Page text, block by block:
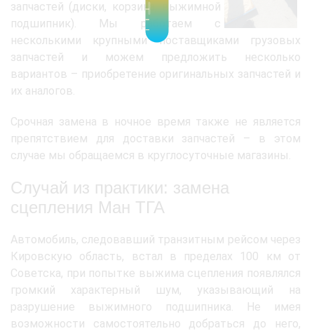
запчастей (диски, корзина, выжимной
подшипник). Мы работаем с
несколькими крупными поставщиками грузовых
запчастей и можем предложить несколько
вариантов – приобретение оригинальных запчастей и
их аналогов.
Срочная замена в ночное время также не является
препятствием для доставки запчастей – в этом
случае мы обращаемся в круглосуточные магазины.
Случай из практики: замена
сцепления Ман ТГА
Автомобиль, следовавший транзитным рейсом через
Кировскую область, встал в пределах 100 км от
Советска, при попытке выжима сцепления появлялся
громкий характерный шум, указывающий на
разрушение выжимного подшипника. Не имея
возможности самостоятельно добраться до него,